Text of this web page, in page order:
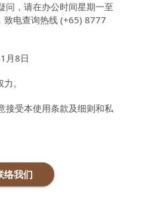
问，请在办公时间星期一至
致电查询热线 (+65) 8777
月8日
。
接受本使用条款及细则和私
络我们